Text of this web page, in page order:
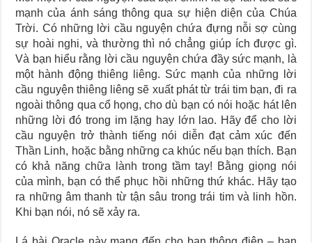
mạnh của ánh sáng thông qua sự hiện diện của Chúa
Trời. Có những lời cầu nguyện chứa đựng nỗi sợ cùng
sự hoài nghi, và thường thì nó chẳng giúp ích được gì.
Và bạn hiểu rằng lời cầu nguyện chứa đầy sức mạnh, là
một hành động thiêng liêng. Sức mạnh của những lời
cầu nguyện thiêng liêng sẽ xuất phát từ trái tim bạn, đi ra
ngoài thông qua cổ họng, cho dù bạn có nói hoặc hát lên
những lời đó trong im lặng hay lớn lao. Hãy để cho lời
cầu nguyện trở thành tiếng nói diễn đạt cảm xúc đến
Thần Linh, hoặc bằng những ca khúc nếu bạn thích. Bạn
có khả năng chữa lành trong tầm tay! Bằng giọng nói
của mình, bạn có thể phục hồi những thứ khác. Hãy tạo
ra những âm thanh từ tận sâu trong trái tim và linh hồn.
Khi bạn nói, nó sẽ xảy ra.